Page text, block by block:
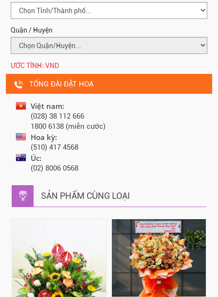
Quận / Huyện
ƯỚC TÍNH: VND
TỔNG ĐÀI ĐẶT HOA
Việt nam:
(028) 38 112 666
1800 6138 (miễn cước)
Hoa kỳ:
(510) 417 4568
Úc:
(02) 8006 0568
SẢN PHẨM CÙNG LOẠI